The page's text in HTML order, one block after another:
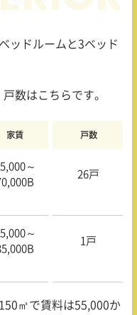
ベッドルームと 3ベッド
数はこちらです。
家賃 戸数
～
26戸
～
1 戸
150㎡で賃料は55,000か